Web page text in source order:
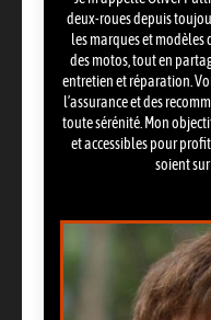
deux-roues depuis
les marques et modèles
des motos, tout en
entretien et réparation.
l’assurance et des
toute sérénité. Mon
et accessibles pour
soient